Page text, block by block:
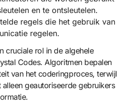
en te ontsleutelen.
regels die het gebruik van
regelen.
cruciale rol in de algehele
Codes. Algoritmen bepalen
van het coderingproces, terwijl
geautoriseerde gebruikers